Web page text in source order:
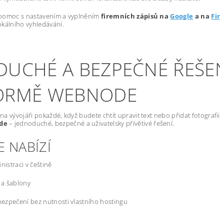
s nastavením a vyplněnímfiremních zápisů naGoogle a na
vyhledávání.
A BEZPEČNÉ
WEBNODE
vývojáři pokaždé, když budete chtít upravit text nebo přidat
– jednoduché, bezpečné a uživatelsky přívětivé řešení.
NABÍZÍ
v češtině
šablony
bez nutnosti vlastního hostingu